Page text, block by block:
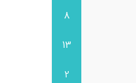
8
13
2